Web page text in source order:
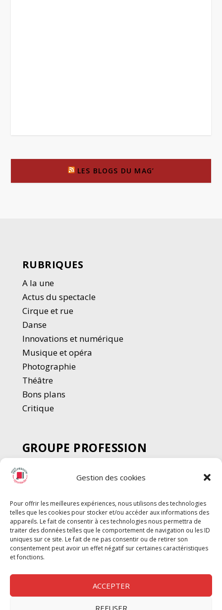
Gestion des cookies
Pour offrir les meilleures expériences, nous utilisons des technologies
telles que les cookies pour stocker et/ou accéder aux informations des
appareils. Le fait de consentir à ces technologies nous permettra de
traiter des données telles que le comportement de navigation ou les ID
uniques sur ce site. Le fait de ne pas consentir ou de retirer son
consentement peut avoir un effet négatif sur certaines caractéristiques
et fonctions.
ACCEPTER
REFUSER
LES BLOGS DU MAG’
RUBRIQUES
A la une
Actus du spectacle
Cirque et rue
Danse
Innovations et numérique
Musique et opéra
Photographie
Théâtre
Bons plans
Critique
GROUPE PROFESSION
SPECTACLE
Chèque Intermittents
Chèque Compta
Chèque Emploi Spectacle
G-Pods
Profession Audio-visuel